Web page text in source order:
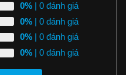
0% | 0 đánh giá
0% | 0 đánh giá
0% | 0 đánh giá
0% | 0 đánh giá